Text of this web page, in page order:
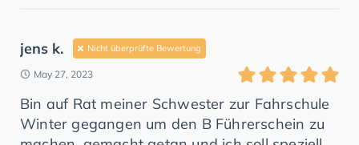
jens k. Nicht überprüfte Bewertung
May 27, 2023
Bin auf Rat meiner Schwester zur Fahrschule
Winter gegangen um den B Führerschein zu